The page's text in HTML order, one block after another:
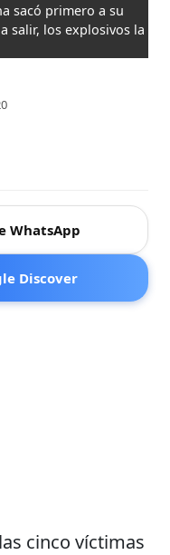
sacó primero a su
salir, los explosivos la
WhatsApp
Discover
cinco víctimas